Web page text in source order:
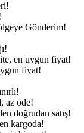
Gönderim!
en uygun fiyat!
fiyat!
az öde!
doğrudan satış!
kargoda!